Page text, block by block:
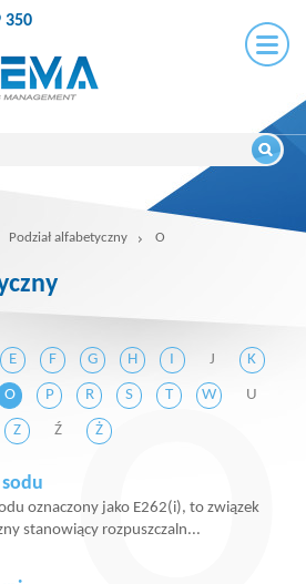
350
Podział alfabetyczny O
E F G H I J K
O P R S T W U
Z Ź Ż
oznaczony jako E262(i), to związek
stanowiący rozpuszczaln...